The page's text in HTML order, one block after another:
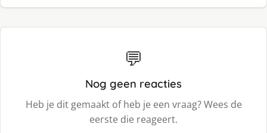
💬
Nog geen reacties
Heb je dit gemaakt of heb je een vraag? Wees de
eerste die reageert.